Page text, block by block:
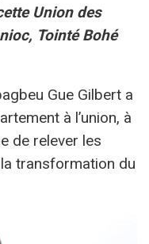
Union des
Tointé Bohé
Gue Gilbert a
à l’union, à
de relever les
transformation du